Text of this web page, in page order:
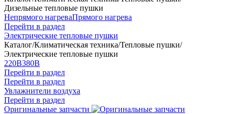
Дизельные тепловые пушки
Непрямого нагреваПрямого нагрева
Перейти в раздел
Электрические тепловые пушки
Каталог/Климатическая техника/Тепловые пушки/
Электрические тепловые пушки
220В380В
Перейти в раздел
Перейти в раздел
Увлажнители воздуха
Перейти в раздел
Оригинальные запчасти